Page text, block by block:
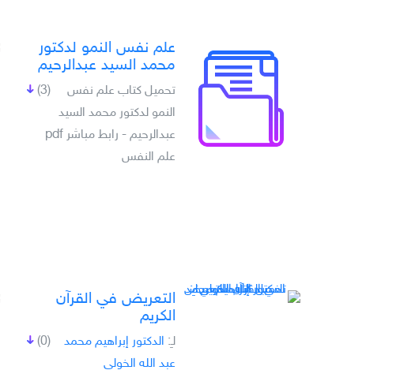
علم نفس النمو لدكتور
محمد السيد عبدالرحيم
(3)
تحميل كتاب علم نفس
النمو لدكتور محمد السيد
عبدالرحيم - رابط مباشر pdf
علم النفس
التعريض في القرآن
الكريم
(0) لـِ: الدكتور إبراهيم محمد
عبد الله الخولي